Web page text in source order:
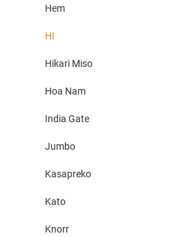
Hem
HI
Hikari Miso
Hoa Nam
India Gate
Jumbo
Kasapreko
Kato
Knorr